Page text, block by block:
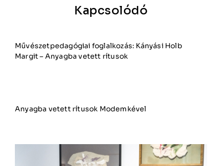
Kapcsolódó
Művészetpedagógiai foglalkozás: Kányási Holb
Margit – Anyagba vetett rítusok
Anyagba vetett rítusok Modemkével